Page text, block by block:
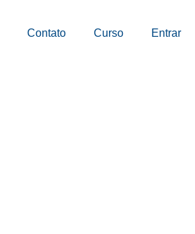
Contato Curso Entrar